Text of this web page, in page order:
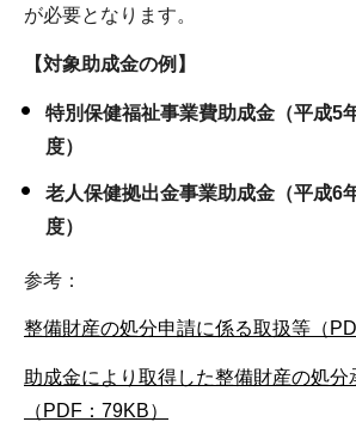
が必要となります。
【対象助成金の例】
特別保健福祉事業費助成金（平成5
度）
老人保健拠出金事業助成金（平成6
度）
参考：
整備財産の処分申請に係る取扱等（
助成金により取得した整備財産の処分
（PDF：79KB）